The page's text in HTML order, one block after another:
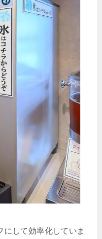
にして効率化していま